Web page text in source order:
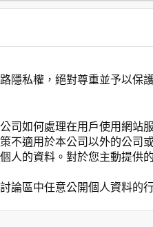
隱私權，絕對尊重並予以保
司如何處理在用戶使用網
不適用於本公司以外的公司
人的資料。對於您主動提供
論區中任意公開個人資料的